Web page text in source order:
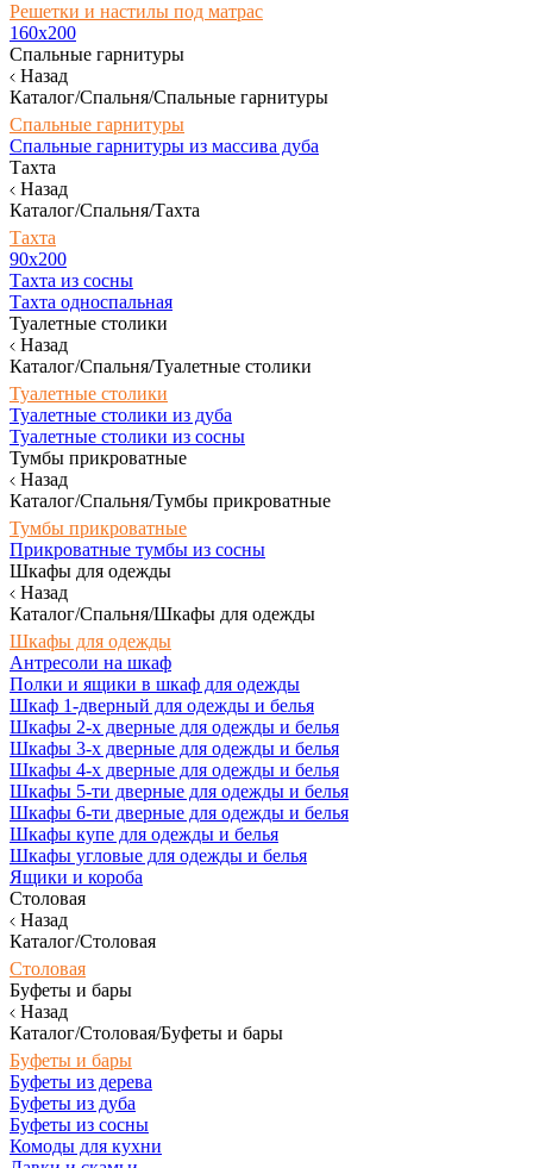
Решетки и настилы под матрас
160х200
Спальные гарнитуры
Назад
Каталог/Спальня/Спальные гарнитуры
Спальные гарнитуры
Спальные гарнитуры из массива дуба
Тахта
Назад
Каталог/Спальня/Тахта
Тахта
90х200
Тахта из сосны
Тахта односпальная
Туалетные столики
Назад
Каталог/Спальня/Туалетные столики
Туалетные столики
Туалетные столики из дуба
Туалетные столики из сосны
Тумбы прикроватные
Назад
Каталог/Спальня/Тумбы прикроватные
Тумбы прикроватные
Прикроватные тумбы из сосны
Шкафы для одежды
Назад
Каталог/Спальня/Шкафы для одежды
Шкафы для одежды
Антресоли на шкаф
Полки и ящики в шкаф для одежды
Шкаф 1-дверный для одежды и белья
Шкафы 2-х дверные для одежды и белья
Шкафы 3-х дверные для одежды и белья
Шкафы 4-х дверные для одежды и белья
Шкафы 5-ти дверные для одежды и белья
Шкафы 6-ти дверные для одежды и белья
Шкафы купе для одежды и белья
Шкафы угловые для одежды и белья
Ящики и короба
Столовая
Назад
Каталог/Столовая
Столовая
Буфеты и бары
Назад
Каталог/Столовая/Буфеты и бары
Буфеты и бары
Буфеты из дерева
Буфеты из дуба
Буфеты из сосны
Комоды для кухни